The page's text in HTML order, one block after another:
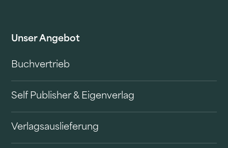
Unser Angebot
Buchvertrieb
Self Publisher & Eigenverlag
Verlagsauslieferung